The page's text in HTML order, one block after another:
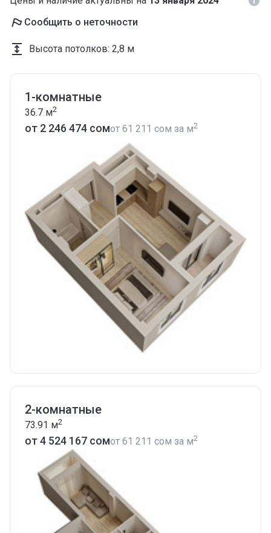
Сообщить о неточности
Высота потолков: 2,8 м
1-комнатные
36.7 м2
от ‍2 246 474 сомот ‍61 211 сом за м2
2-комнатные
73.91 м2
от ‍4 524 167 сомот ‍61 211 сом за м2